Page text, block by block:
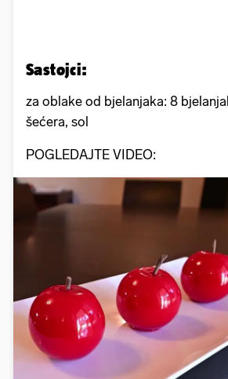
Sastojci:
za oblake od bjelanjaka: 8
šećera, sol
POGLEDAJTE VIDEO:
Pokretanje videa...